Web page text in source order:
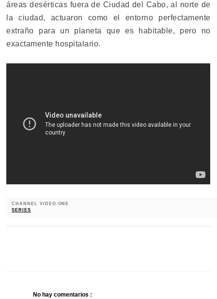
áreas desérticas fuera de Ciudad del Cabo, al norte de
la ciudad, actuaron como el entorno perfectamente
extraño para un planeta que es habitable, pero no
exactamente hospitalario.
CHANNEL VIDEO ONE
SERIES
No hay comentarios :